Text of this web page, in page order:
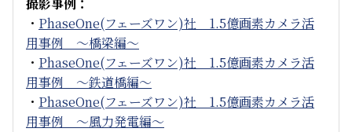
・ PhaseOne(フェーズワン)社 1.5億画素カメラ活
用事例 ～橋梁編～
・ PhaseOne(フェーズワン)社 1.5億画素カメラ活
用事例 ～鉄道橋編～
・ PhaseOne(フェーズワン)社 1.5億画素カメラ活
用事例 ～風力発電編～